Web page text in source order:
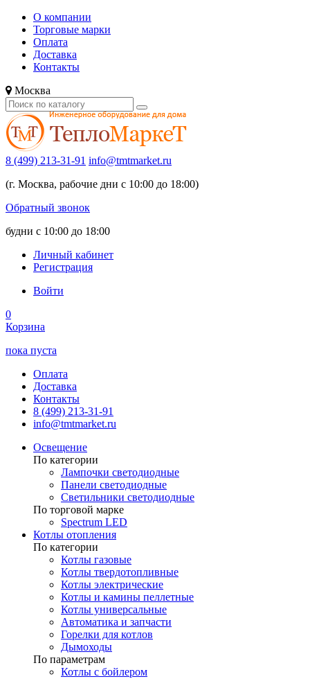
О компании
Торговые марки
Оплата
Доставка
Контакты
Москва
8 (499) 213-31-91 info@tmtmarket.ru
(г. Москва, рабочие дни с 10:00 до 18:00)
Обратный звонок
будни с 10:00 до 18:00
Личный кабинет
Регистрация
Войти
0
Корзина
пока пуста
Оплата
Доставка
Контакты
8 (499) 213-31-91
info@tmtmarket.ru
Освещение
По категории
Лампочки светодиодные
Панели светодиодные
Светильники светодиодные
По торговой марке
Spectrum LED
Котлы отопления
По категории
Котлы газовые
Котлы твердотопливные
Котлы электрические
Котлы и камины пеллетные
Котлы универсальные
Автоматика и запчасти
Горелки для котлов
Дымоходы
По параметрам
Котлы с бойлером